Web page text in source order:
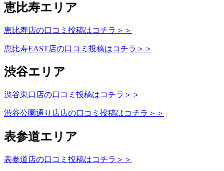
恵比寿エリア
恵比寿店の口コミ投稿はコチラ＞＞
恵比寿EAST店の口コミ投稿はコチラ＞＞
渋谷エリア
渋谷東口店の口コミ投稿はコチラ＞＞
渋谷公園通り店店の口コミ投稿はコチラ＞＞
表参道エリア
表参道店の口コミ投稿はコチラ＞＞